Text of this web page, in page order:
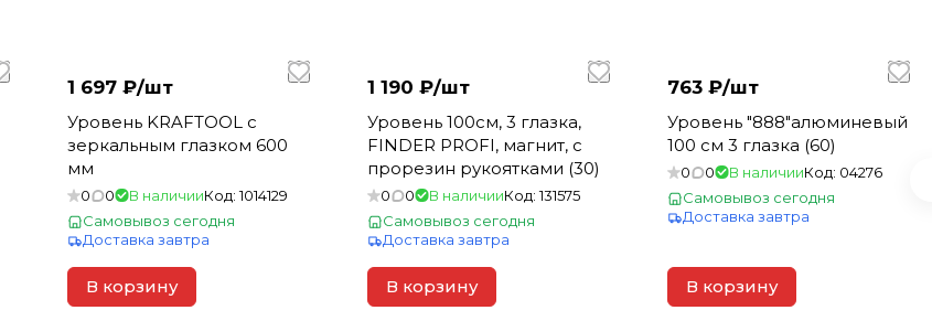
1 697 ₽/шт
Уровень KRAFTOOL с
зеркальным глазком 600
мм
0 0 В наличииКод:1014129
Самовывоз сегодня
Доставка завтра
В корзину
1 190 ₽/шт
Уровень 100см, 3 глазка,
FINDER PROFI, магнит, c
прорезин рукоятками (30)
0 0 В наличииКод:131575
Самовывоз сегодня
Доставка завтра
В корзину
763 ₽/шт
Уровень "888"алюминевый
100 см 3 глазка (60)
0 0 В наличииКод: 04276
Самовывоз сегодня
Доставка завтра
В корзину